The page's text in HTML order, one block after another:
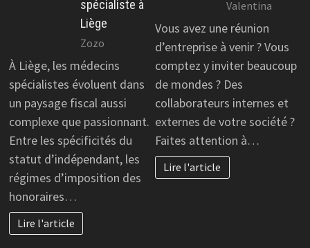
spécialiste à
Liège
Zozo
À Liège, les médecins
spécialistes évoluent dans
un paysage fiscal aussi
complexe que passionnant.
Entre les spécificités du
statut d’indépendant, les
régimes d’imposition des
honoraires…
Lire l'article
Valentina
Vous avez une réunion
d’entreprise à venir ? Vous
comptez y inviter beaucoup
de mondes ? Des
collaborateurs internes et
externes de votre société ?
Faites attention à…
Lire l'article